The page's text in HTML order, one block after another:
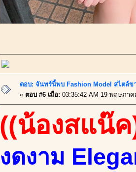
ตอบ: จันทร์นี้พบ Fashion Model สไตล์ข
« ตอบ #6 เมื่อ: 03:35:42 AM 19 พฤษภาค
((น้องสแน๊
งดงาม